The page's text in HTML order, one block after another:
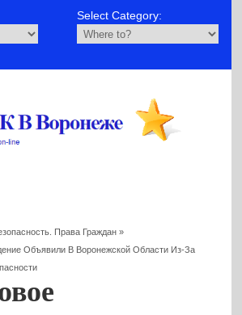
Select Category:
Права Граждан»
Объявили В Воронежской Области Из-За